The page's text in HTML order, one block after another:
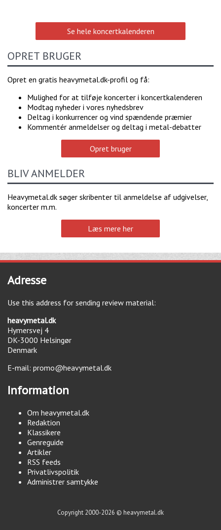
Se hele koncertkalenderen
OPRET BRUGER
Opret en gratis heavymetal.dk-profil og få:
Mulighed for at tilføje koncerter i koncertkalenderen
Modtag nyheder i vores nyhedsbrev
Deltag i konkurrencer og vind spændende præmier
Kommentér anmeldelser og deltag i metal-debatter
Opret bruger
BLIV ANMELDER
Heavymetal.dk søger skribenter til anmeldelse af udgivelser,
koncerter m.m.
Læs mere her
Adresse
Use this address for sending review material:
heavymetal.dk
Hymersvej 4
DK-3000 Helsingør
Denmark
E-mail: promo@heavymetal.dk
Information
Om heavymetal.dk
Redaktion
Klassikere
Genreguide
Artikler
RSS feeds
Privatlivspolitik
Administrer samtykke
Copyright 2000-2026 © heavymetal.dk